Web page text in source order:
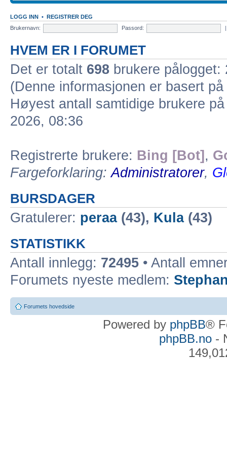
LOGG INN • REGISTRER DEG
Brukernavn:
Passord:
HVEM ER I FORUMET
Det er totalt 698 brukere
(Denne informasjonen er basert
Høyest antall samtidige brukere
2026, 08:36
Registrerte brukere: Bing [Bot] ,
Fargeforklaring:Administratorer,
BURSDAGER
Gratulerer: peraa(43), Kula(43)
STATISTIKK
Antall innlegg: 72495 • Antall
Forumets nyeste medlem:
Forumets hovedside
Powered by phpBB®
phpBB.no-